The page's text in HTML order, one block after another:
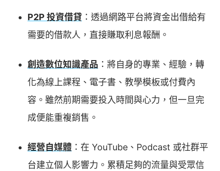
P2P 投資借貸 ：透過網路平台將資金出借給有
需要的借款人，直接賺取利息報酬。
創造數位知識產品 ：將自身的專業、經驗，轉
化為線上課程、電子書、教學模板或付費內
容。雖然前期需要投入時間與心力，但一旦完
成便能重複銷售。
經營自媒體 ：在 YouTube、Podcast 或社群平
台建立個人影響力。累積足夠的流量與受眾信